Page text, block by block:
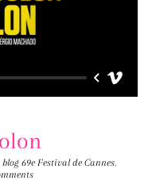
69e Festival de Cannes,